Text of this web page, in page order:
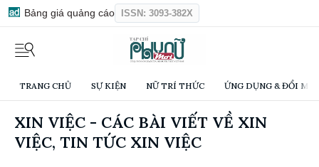
Bảng giá quảng cáo ISSN: 3093-382X
TRANG CHỦ SỰ KIỆN NỮ TRÍ THỨC ỨNG DỤNG & ĐỔI
XIN VIỆC - CÁC BÀI VIẾT VỀ XIN
VIỆC, TIN TỨC XIN VIỆC